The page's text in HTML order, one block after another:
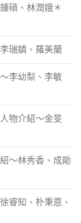
碩、林潤娥＊
瑞鎮、羅美蘭
李幼梨、李敏
物介紹～金旻
～林秀香、成勛
睿知、朴秉恩、